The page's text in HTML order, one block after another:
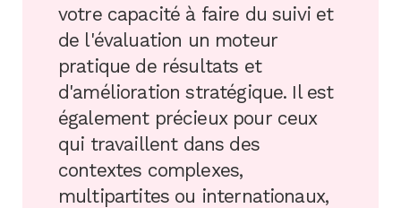
votre capacité à faire du suivi et
de l'évaluation un moteur
pratique de résultats et
d'amélioration stratégique. Il est
également précieux pour ceux
qui travaillent dans des
contextes complexes,
multipartites ou internationaux,